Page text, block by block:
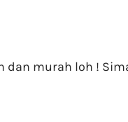
dan murah loh !